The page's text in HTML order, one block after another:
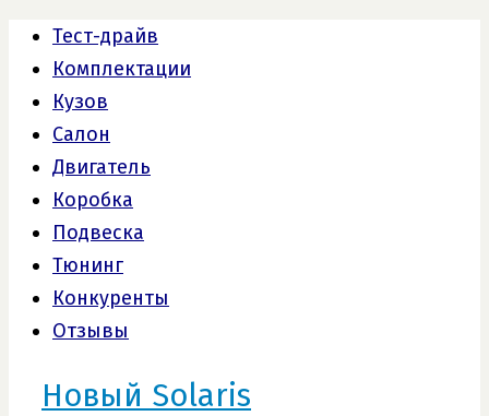
Тест-драйв
Комплектации
Кузов
Салон
Двигатель
Коробка
Подвеска
Тюнинг
Конкуренты
Отзывы
Новый Solaris